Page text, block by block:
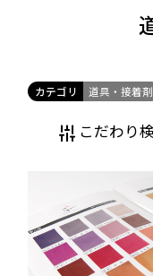
カテゴリ 道具・接着剤
こだわり